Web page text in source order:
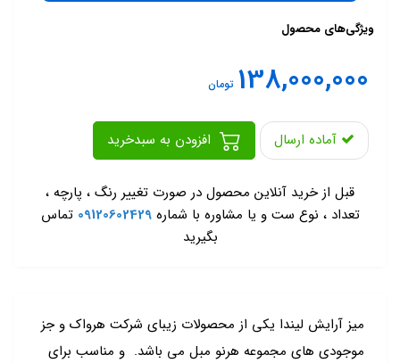
ویژگی‌های محصول
138,000,000 تومان
آماده ارسال
قبل از خرید آنلاین محصول در صورت تغییر رنگ ، پارچه ،
تعداد ، نوع ست و یا مشاوره با شماره09120602429 تماس
بگیرید
میز آرایش لیندا یکی از محصولات زیبای شرکت هرواک و جز
موجودی های مجموعه هرنو مبل می باشد. و مناسب برای